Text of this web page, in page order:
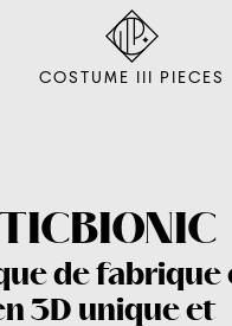
COSTUME III PIECES
de fabrique
3D unique et